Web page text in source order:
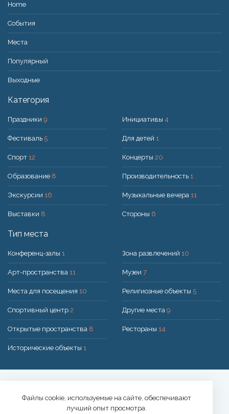
Home
События
Места
Популярный
Bыходные
Категория
Праздники 9
Фестиваль 5
Спорт 12
Образование 8
Экскурсии 16
Выставки 8
Инициативы 4
Для детей 1
Концерты 20
Производительность 1
Музыкальные вечера 11
Стороны 6
Тип места
Конференц-залы 1
Арт-пространства 11
Места для посещения 10
Спортивный центр 2
Открытые пространства 8
Исторические объекты 1
Зона развлечений 10
Музеи 7
Религиозные объекты 5
Другие места 9
Рестораны 14
Файлы cookie, используемые на сайте, обеспечивают
лучший опыт просмотра.